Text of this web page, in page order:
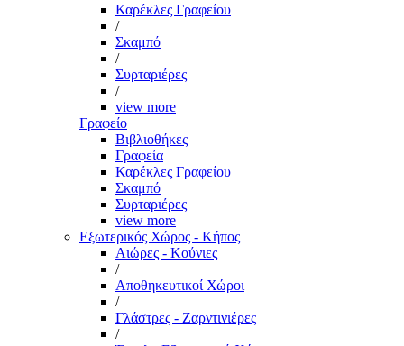
Καρέκλες Γραφείου
/
Σκαμπό
/
Συρταριέρες
/
view more
Γραφείο
Βιβλιοθήκες
Γραφεία
Καρέκλες Γραφείου
Σκαμπό
Συρταριέρες
view more
Εξωτερικός Χώρος - Κήπος
Αιώρες - Κούνιες
/
Αποθηκευτικοί Χώροι
/
Γλάστρες - Ζαρντινιέρες
/